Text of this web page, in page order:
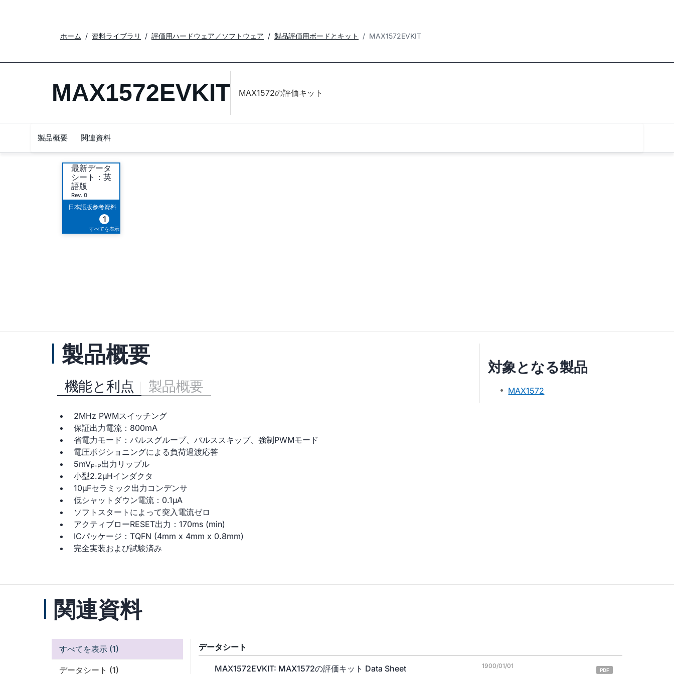
ホーム 資料ライブラリ 評価用ハードウェア／ソフトウェア 製品評価用ボードとキット MAX1572EVKIT
MAX1572EVKIT MAX1572の評価キット
製品概要 関連資料
最新データ
シート：英
語版
Rev. 0
日本語版参考資料
1
すべてを表示
製品概要
機能と利点 製品概要
2MHz PWMスイッチング
保証出力電流：800mA
省電力モード：パルスグループ、パルススキップ、強制PWMモード
電圧ポジショニングによる負荷過渡応答
5mVP-P出力リップル
小型2.2µHインダクタ
10µFセラミック出力コンデンサ
低シャットダウン電流：0.1µA
ソフトスタートによって突入電流ゼロ
アクティブローRESET出力：170ms (min)
ICパッケージ：TQFN (4mm x 4mm x 0.8mm)
完全実装および試験済み
対象となる製品
MAX1572
関連資料
すべてを表示 (1)
データシート (1)
データシート
MAX1572EVKIT: MAX1572の評価キット Data Sheet 1900/01/01
PDF